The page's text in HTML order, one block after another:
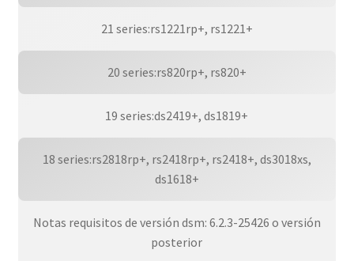
21 series:rs1221rp+, rs1221+
20 series:rs820rp+, rs820+
19 series:ds2419+, ds1819+
18 series:rs2818rp+, rs2418rp+, rs2418+, ds3018xs,
ds1618+
Notas requisitos de versión dsm: 6.2.3-25426 o versión
posterior